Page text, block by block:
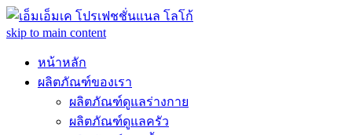
skip to main content
หน้าหลัก
ผลิตภัณฑ์ของเรา
ผลิตภัณฑ์ดูแลร่างกาย
ผลิตภัณฑ์ดูแลครัว